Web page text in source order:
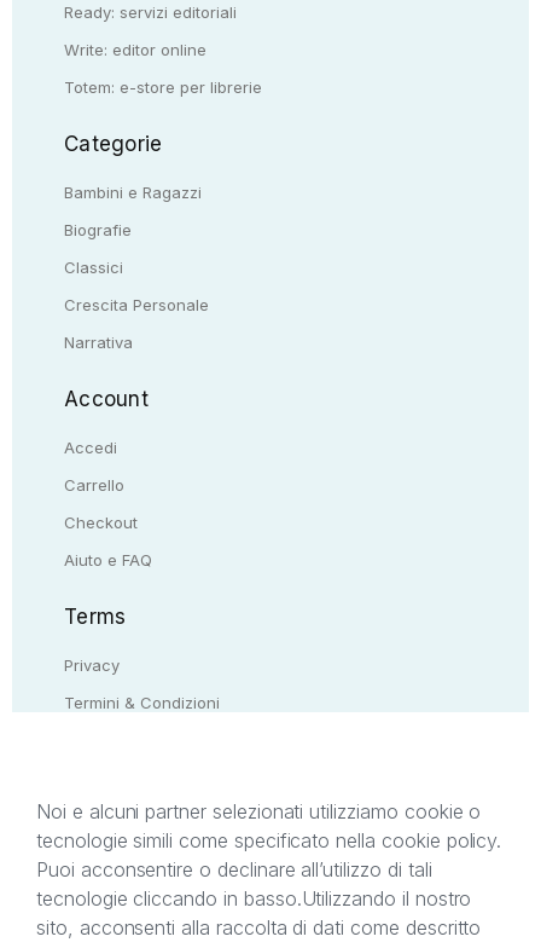
Ready: servizi editoriali
Write: editor online
Totem: e-store per librerie
Categorie
Bambini e Ragazzi
Biografie
Classici
Crescita Personale
Narrativa
Account
Accedi
Carrello
Checkout
Aiuto e FAQ
Terms
Privacy
Termini & Condizioni
Il presente sito web è di proprietà di StreetLib S.r.l.
C.F. e P.IVA 05338720963. StreetLib S.r.l. è
titolare di tutti i diritti di proprietà intellettuale
afferenti ai marchi, loghi e segni distintivi presenti
Noi e alcuni partner selezionati utilizziamo cookie o
tecnologie simili come specificato nella cookie policy.
Puoi acconsentire o declinare all’utilizzo di tali
tecnologie cliccando in basso.Utilizzando il nostro
sito, acconsenti alla raccolta di dati come descritto